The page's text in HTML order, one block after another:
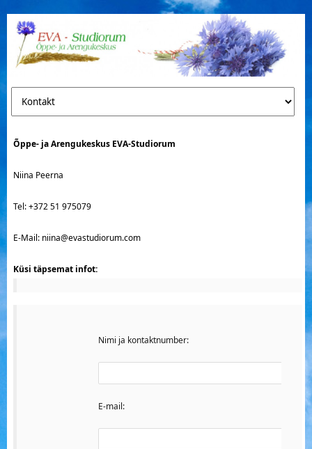
Õppe- ja Arengukeskus EVA-Studiorum
Niina Peerna
Tel: +372 51 975079
E-Mail: niina@evastudiorum.com
Küsi täpsemat infot:
Nimi ja kontaktnumber:
E-mail: